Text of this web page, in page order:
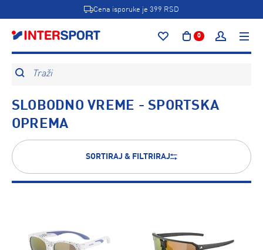
Cena isporuke je 399 RSD
0
Traži
SLOBODNO VREME - SPORTSKA
OPREMA
SORTIRAJ & FILTRIRAJ